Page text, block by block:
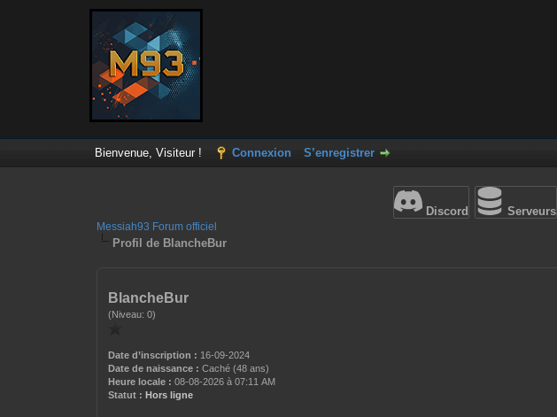
Bienvenue, Visiteur ! Connexion S’enregistrer
Discord Serveurs
Messiah93 Forum officiel
Profil de BlancheBur
BlancheBur
(Niveau: 0)
Date d’inscription : 16-09-2024
Date de naissance : Caché (48 ans)
Heure locale : 08-08-2026 à 07:11 AM
Statut : Hors ligne